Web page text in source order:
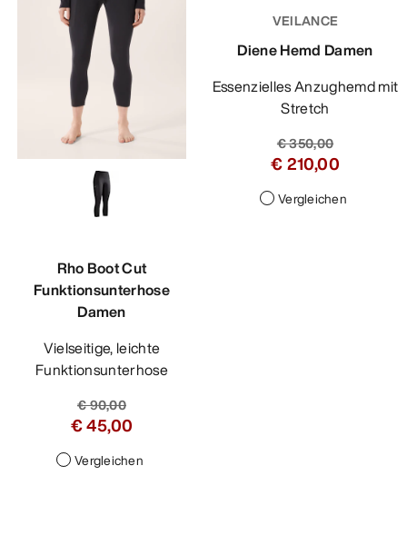
Rho Boot Cut
Funktionsunterhose
Damen
Vielseitige, leichte
Funktionsunterhose
€ 90,00
€ 45,00
Vergleichen
VEILANCE
Diene Hemd Damen
Essenzielles Anzughemd mit
Stretch
€ 350,00
€ 210,00
Vergleichen